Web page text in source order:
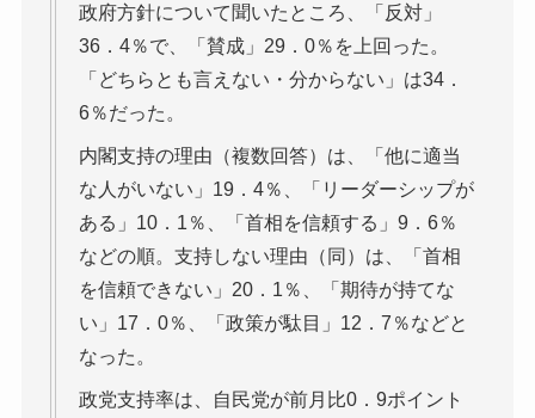
政府方針について聞いたところ、「反対」
36．4％で、「賛成」29．0％を上回った。
「どちらとも言えない・分からない」は34．
6％だった。
内閣支持の理由（複数回答）は、「他に適当
な人がいない」19．4％、「リーダーシップが
ある」10．1％、「首相を信頼する」9．6％
などの順。支持しない理由（同）は、「首相
を信頼できない」20．1％、「期待が持てな
い」17．0％、「政策が駄目」12．7％などと
なった。
政党支持率は、自民党が前月比0．9ポイント